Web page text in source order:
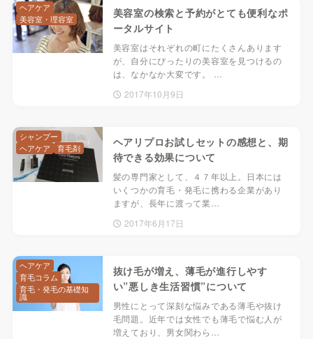
美容室の検索と予約がとても便利なポ
ータルサイト
美容室はそれぞれの町にたくさんあります
が、自分にぴったりの美容室を見つけるの
は、なかなか大変です。 …
2017年10月9日
ヘアケア
美容室・理容室
ヘアリプロお試しセットの感想と、期
待できる効果について
髪の専門家として、４７年以上。日本には
いくつかの育毛・発毛に携わる企業があり
ますが、長年に渡って業…
2017年6月17日
シャンプー
ヘアケア
育毛剤
抜け毛が増え、薄毛が進行しやす
い”悪しき生活習慣”について
男性にとって深刻な悩みである薄毛や抜け
毛問題。近年では女性でも薄毛で悩む人が
増えており、男女関わら…
ヘアケア
育毛コラム
育毛・発毛の基礎知
識